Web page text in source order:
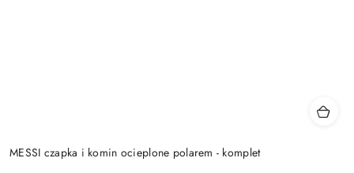
MESSI czapka i komin ocieplone polarem - komplet